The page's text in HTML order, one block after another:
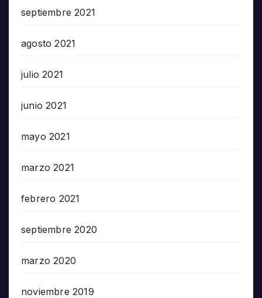
septiembre 2021
agosto 2021
julio 2021
junio 2021
mayo 2021
marzo 2021
febrero 2021
septiembre 2020
marzo 2020
noviembre 2019